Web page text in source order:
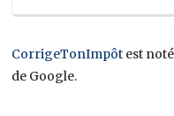
CorrigeTonImpôt est
de Google.